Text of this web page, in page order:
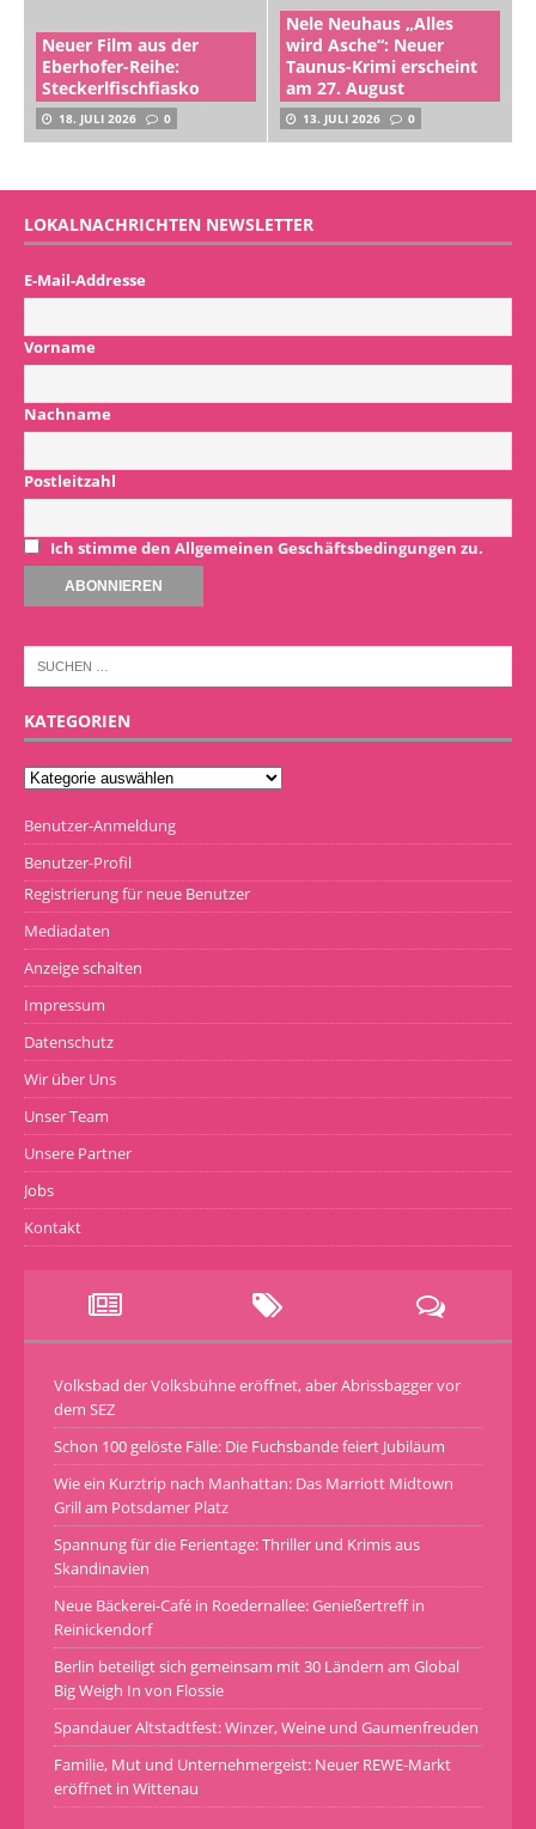
Neuer Film aus der
Eberhofer-Reihe:
Steckerlfischfiasko
18. JULI 2026 0
Nele Neuhaus „Alles
wird Asche“: Neuer
Taunus-Krimi erscheint
am 27. August
13. JULI 2026 0
LOKALNACHRICHTEN NEWSLETTER
E-Mail-Addresse
Vorname
Nachname
Postleitzahl
Ich stimme den Allgemeinen Geschäftsbedingungen zu.
KATEGORIEN
Benutzer-Anmeldung
Benutzer-Profil
Registrierung für neue Benutzer
Mediadaten
Anzeige schalten
Impressum
Datenschutz
Wir über Uns
Unser Team
Unsere Partner
Jobs
Kontakt
Volksbad der Volksbühne eröffnet, aber Abrissbagger vor
dem SEZ
Schon 100 gelöste Fälle: Die Fuchsbande feiert Jubiläum
Wie ein Kurztrip nach Manhattan: Das Marriott Midtown
Grill am Potsdamer Platz
Spannung für die Ferientage: Thriller und Krimis aus
Skandinavien
Neue Bäckerei-Café in Roedernallee: Genießertreff in
Reinickendorf
Berlin beteiligt sich gemeinsam mit 30 Ländern am Global
Big Weigh In von Flossie
Spandauer Altstadtfest: Winzer, Weine und Gaumenfreuden
Familie, Mut und Unternehmergeist: Neuer REWE-Markt
eröffnet in Wittenau